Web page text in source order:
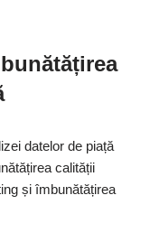
datelor de piață
calității
și îmbunătățirea